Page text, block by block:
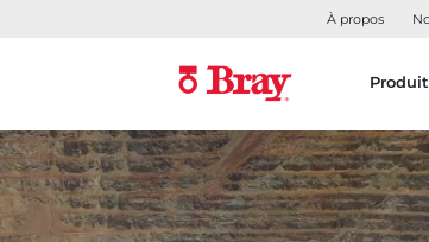
À propos